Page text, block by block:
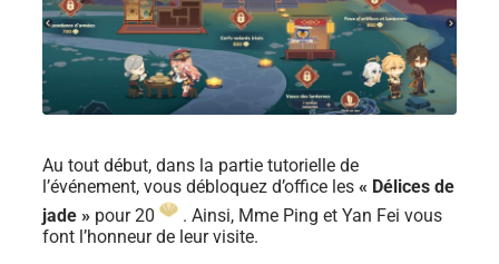
Au tout début, dans la partie tutorielle de
l’événement, vous débloquez d’office les « Délices de
jade » pour 20
. Ainsi, Mme Ping et Yan Fei vous
font l’honneur de leur visite.